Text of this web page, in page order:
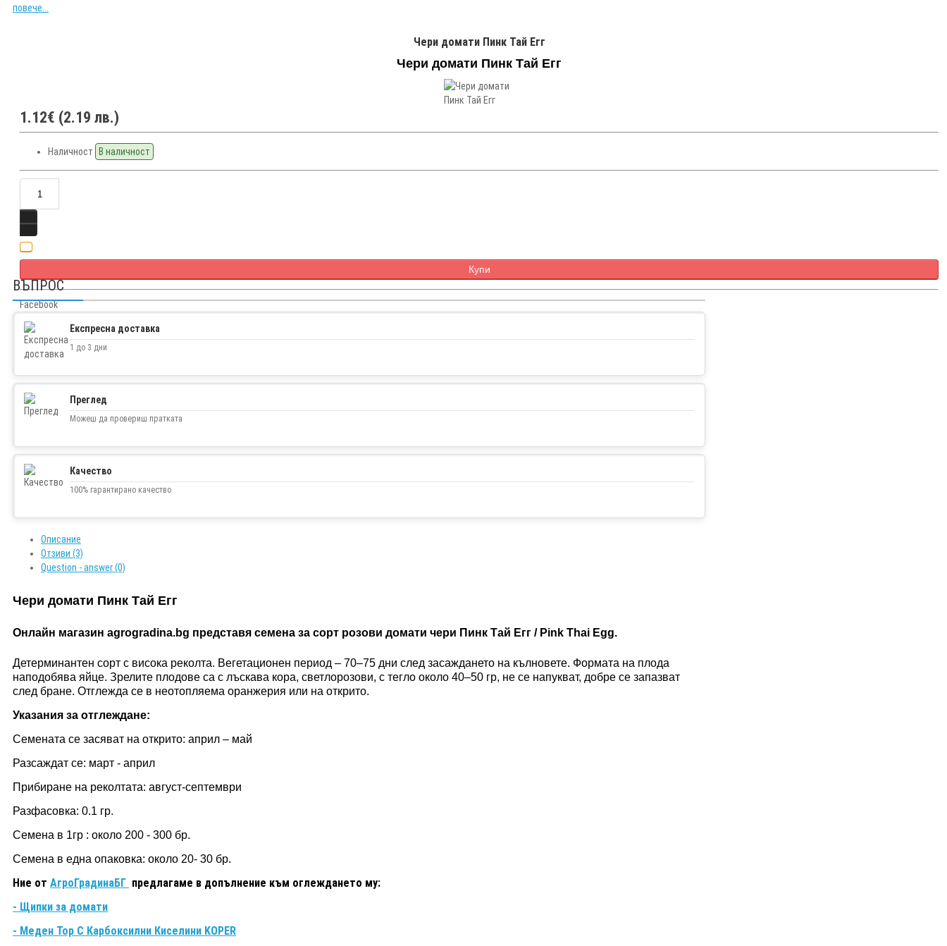
повече...
Чери домати Пинк Тай Егг
Чери домати Пинк Тай Егг
1.12€ (2.19 лв.)
Наличност В наличност
Купи
Facebook
ВЪПРОС
Експресна доставка
1 до 3 дни
Преглед
Можеш да провериш пратката
Качество
100% гарантирано качество
Описание
Отзиви (3)
Question - answer (0)
Чери домати Пинк Тай Егг
Онлайн магазин agrogradina.bg представя семена за сорт розови домати чери Пинк Тай Егг / Pink Thai Egg.
Детерминантен сорт с висока реколта. Вегетационен период – 70–75 дни след засаждането на кълновете. Формата на плода
наподобява яйце. Зрелите плодове са с лъскава кора, светлорозови, с тегло около 40–50 гр, не се напукват, добре се запазват
след бране. Отглежда се в неотопляема оранжерия или на открито.
Указания за отглеждане:
Семената се засяват на открито: април – май
Разсаждат се: март - април
Прибиране на реколтата: август-септември
Разфасовка: 0.1 гр.
Семена в 1гр : около 200 - 300 бр.
Семена в една опаковка: около 20- 30 бр.
Ние от АгроГрадинаБГ предлагаме в допълнение към оглеждането му:
- Щипки за домати
- Меден Тор С Карбоксилни Киселини KOPER